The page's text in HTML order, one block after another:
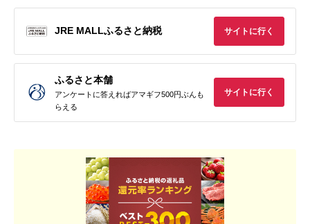
JRE MALLふるさと納税 サイトに行く
ふるさと本舗
アンケートに答えればアマギフ500円ぶんも
らえる
サイトに行く